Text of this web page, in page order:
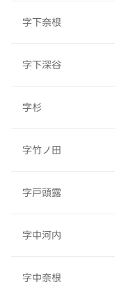
字下奈根
字下深谷
字杉
字竹ノ田
字戸頭露
字中河内
字中奈根